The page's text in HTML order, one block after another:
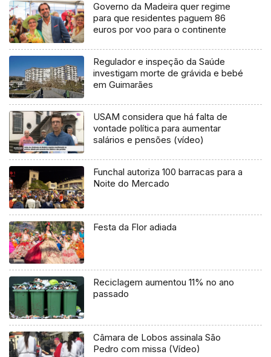
Governo da Madeira quer regime
para que residentes paguem 86
euros por voo para o continente
Regulador e inspeção da Saúde
investigam morte de grávida e bebé
em Guimarães
USAM considera que há falta de
vontade política para aumentar
salários e pensões (vídeo)
Funchal autoriza 100 barracas para a
Noite do Mercado
Festa da Flor adiada
Reciclagem aumentou 11% no ano
passado
Câmara de Lobos assinala São
Pedro com missa (Vídeo)